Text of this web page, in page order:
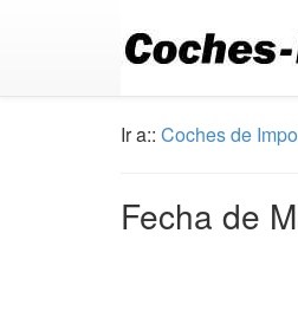
Ir a:: Coches de
Fecha de